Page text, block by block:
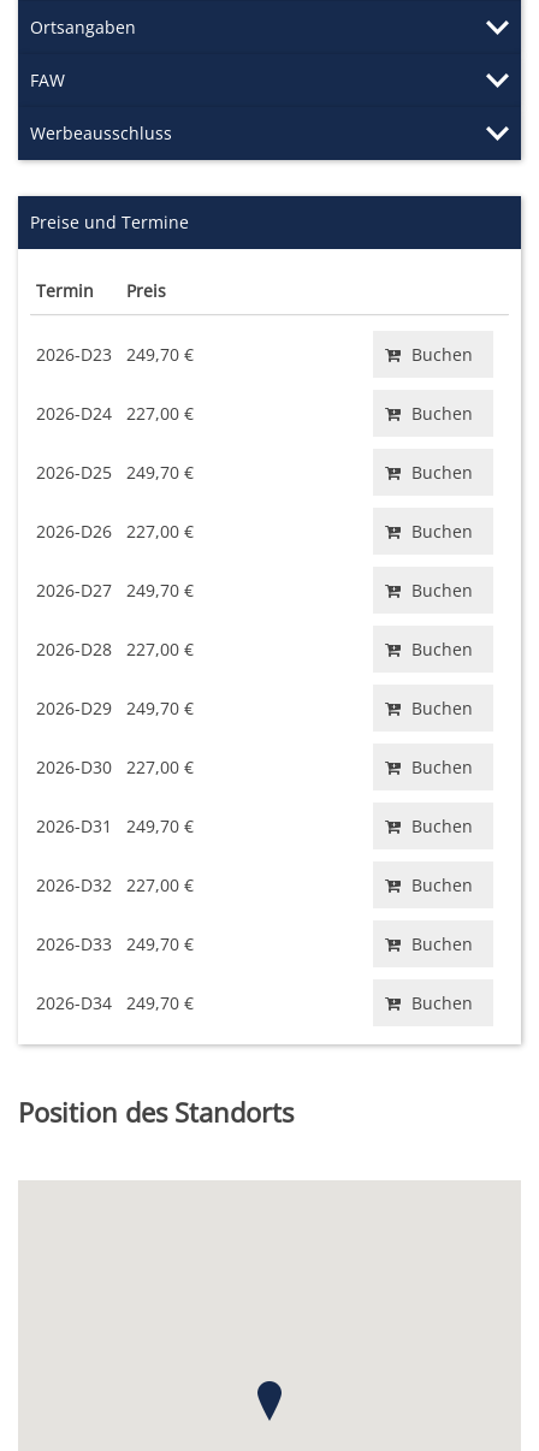
Ortsangaben
FAW
Werbeausschluss
Preise und Termine
Termin Preis
2026-D23 249,70 € Buchen
2026-D24 227,00 € Buchen
2026-D25 249,70 € Buchen
2026-D26 227,00 € Buchen
2026-D27 249,70 € Buchen
2026-D28 227,00 € Buchen
2026-D29 249,70 € Buchen
2026-D30 227,00 € Buchen
2026-D31 249,70 € Buchen
2026-D32 227,00 € Buchen
2026-D33 249,70 € Buchen
2026-D34 249,70 € Buchen
Position des Standorts